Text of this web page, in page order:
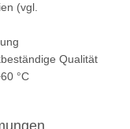
(vgl.
Qualität
°C